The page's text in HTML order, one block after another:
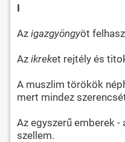
I
Az igazgyöngyöt
Az ikreket rejtély és
A muszlim törökök
mert mindez
Az egyszerű emberek -
szellem.